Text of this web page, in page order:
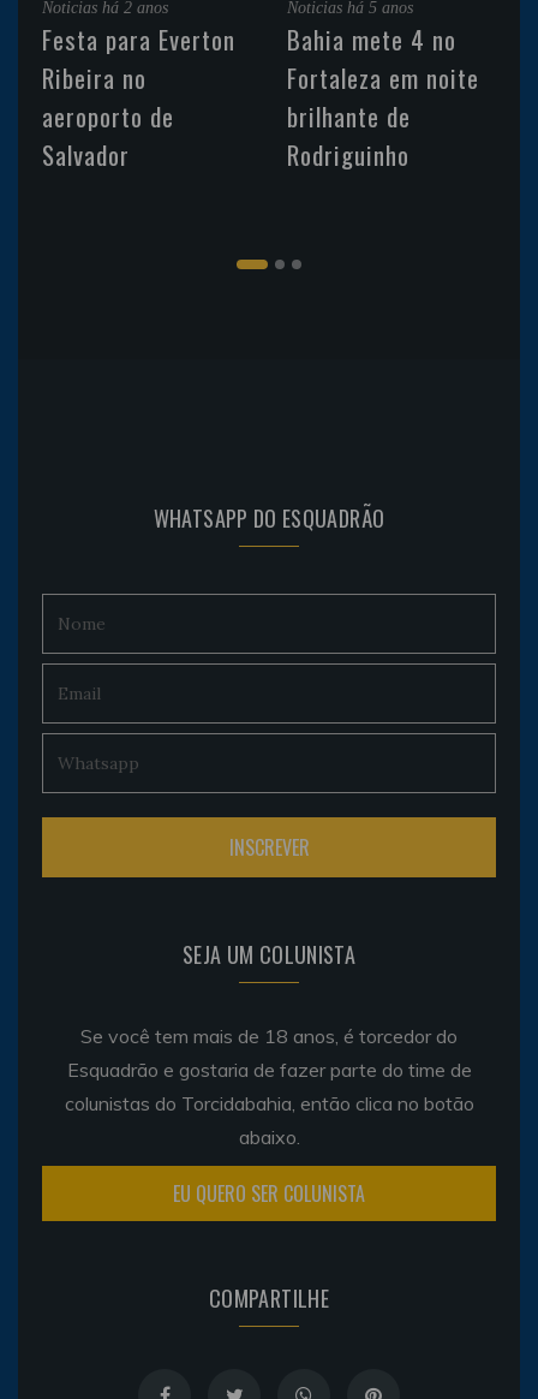
Noticias há 2 anos
Festa para Everton
Ribeira no
aeroporto de
Salvador
Noticias há 5 anos
Bahia mete 4 no
Fortaleza em noite
brilhante de
Rodriguinho
WHATSAPP DO ESQUADRÃO
SEJA UM COLUNISTA
Se você tem mais de 18 anos, é torcedor do
Esquadrão e gostaria de fazer parte do time de
colunistas do Torcidabahia, então clica no botão
abaixo.
EU QUERO SER COLUNISTA
COMPARTILHE